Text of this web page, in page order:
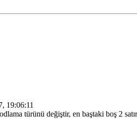
19:06:11
türünü değiştir, en baştaki boş 2